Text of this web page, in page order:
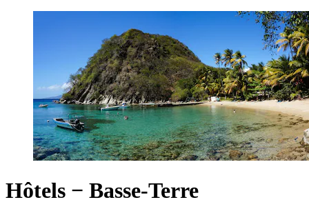
Hôtels − Basse-Terre